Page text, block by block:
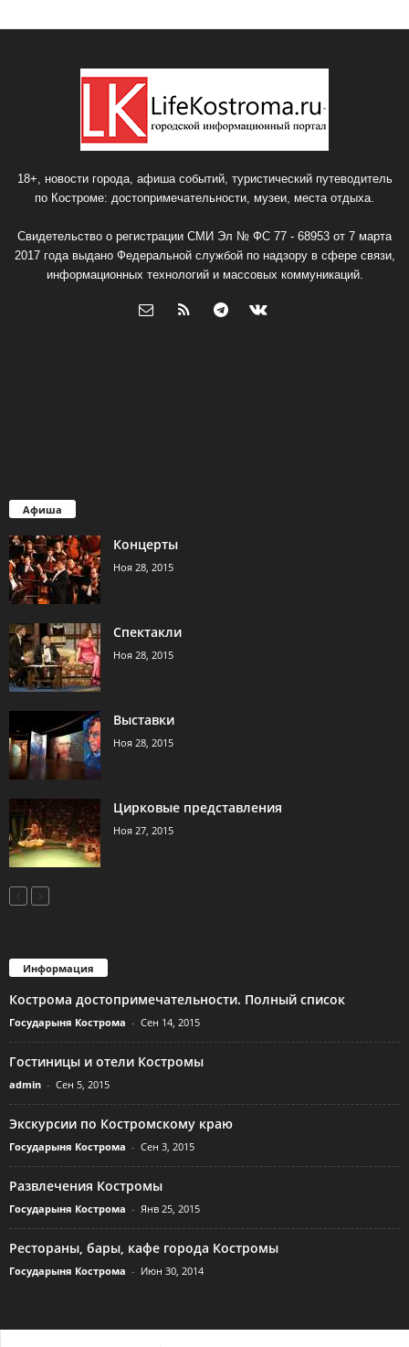
18+, новости города, афиша событий, туристический путеводитель
по Костроме: достопримечательности, музеи, места отдыха.
Свидетельство о регистрации СМИ Эл № ФС 77 - 68953 от 7 марта
2017 года выдано Федеральной службой по надзору в сфере связи,
информационных технологий и массовых коммуникаций.
Афиша
Концерты
Ноя 28, 2015
Спектакли
Ноя 28, 2015
Выставки
Ноя 28, 2015
Цирковые представления
Ноя 27, 2015
Информация
Кострома достопримечательности. Полный список
Государыня Кострома - Сен 14, 2015
Гостиницы и отели Костромы
admin - Сен 5, 2015
Экскурсии по Костромскому краю
Государыня Кострома - Сен 3, 2015
Развлечения Костромы
Государыня Кострома - Янв 25, 2015
Рестораны, бары, кафе города Костромы
Государыня Кострома - Июн 30, 2014